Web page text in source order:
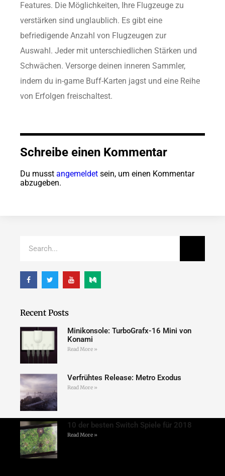
Features. Die Möglichkeiten, Ihre Flugzeuge zu
verstärken sind unglaublich. Es gibt eine
befriedigende Anzahl von Flugzeugen zur
Auswahl. Jeder mit unterschiedlichen Stärken und
Schwächen. Versorge deinen inneren Sammler,
indem du in-game Buff-Karten jagst und eine Reihe
von Erfolgen freischaltest.
Schreibe einen Kommentar
Du musst angemeldet sein, um einen Kommentar
abzugeben.
Recent Posts
Minikonsole: TurboGrafx-16 Mini von
Konami
Read More »
Verfrühtes Release: Metro Exodus
Read More »
10 der besten Switch Spiele für 2018
Read More »